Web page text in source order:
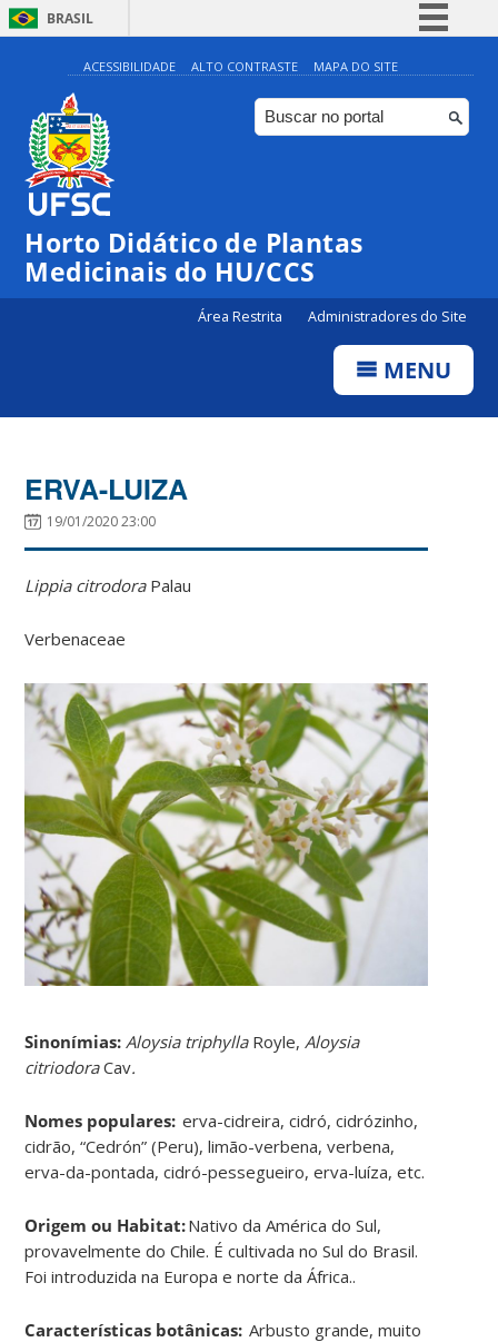
BRASIL
Simplifique!
Comunica BR
Participe
Canais
ACESSIBILIDADE ALTO CONTRASTE MAPA DO SITE
Horto Didático de Plantas
Medicinais do HU/CCS
Área Restrita Administradores do Site
MENU
ERVA-LUIZA
19/01/2020 23:00
Lippia citrodora Palau
Verbenaceae
Sinonímias: Aloysia triphylla Royle, Aloysia
citriodoraCav.
Nomes populares: erva-cidreira, cidró, cidrózinho,
cidrão, “Cedrón” (Peru), limão-verbena, verbena,
erva-da-pontada, cidró-pessegueiro, erva-luíza, etc.
Origem ou Habitat:Nativo da América do Sul,
provavelmente do Chile. É cultivada no Sul do Brasil.
Foi introduzida na Europa e norte da África..
Características botânicas: Arbusto grande, muito